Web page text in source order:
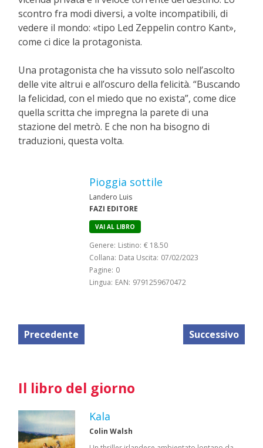
scontro fra modi diversi, a volte incompatibili, di
vedere il mondo: «tipo Led Zeppelin contro Kant»,
come ci dice la protagonista.
Una protagonista che ha vissuto solo nell’ascolto
delle vite altrui e all’oscuro della felicità. “Buscando
la felicidad, con el miedo que no exista”, come dice
quella scritta che impregna la parete di una
stazione del metrò. E che non ha bisogno di
traduzioni, questa volta.
Pioggia sottile
Landero Luis
FAZI EDITORE
VAI AL LIBRO
Genere: Listino: € 18.50
Collana: Data Uscita: 07/02/2023
Pagine: 0
Lingua: EAN: 9791259670472
Precedente Successivo
Il libro del giorno
Kala
Colin Walsh